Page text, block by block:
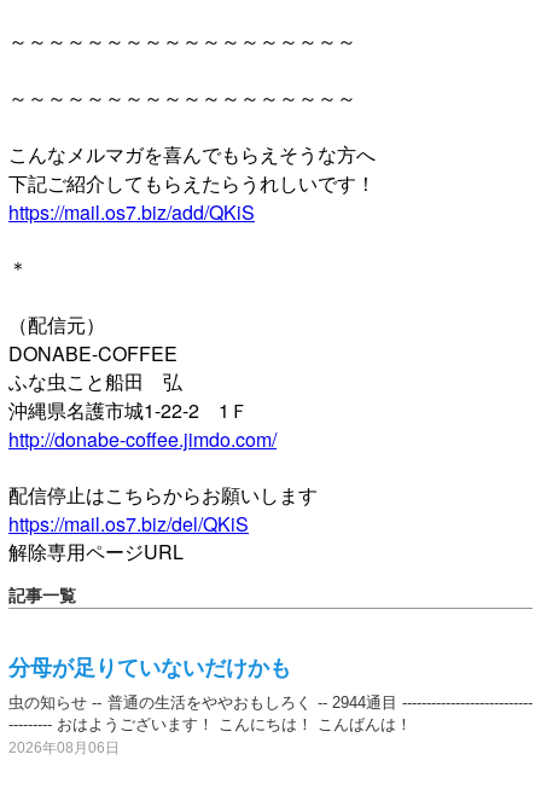
～～～～～～～～～～～～～～～～～～
～～～～～～～～～～～～～～～～～～
こんなメルマガを喜んでもらえそうな方へ
下記ご紹介してもらえたらうれしいです！
https://mail.os7.biz/add/QKiS
＊
（配信元）
DONABE-COFFEE
ふな虫こと船田 弘
沖縄県名護市城1-22-2 1Ｆ
http://donabe-coffee.jimdo.com/
配信停止はこちらからお願いします
https://mail.os7.biz/del/QKiS
解除専用ページURL
記事一覧
分母が足りていないだけかも
虫の知らせ -- 普通の生活をややおもしろく -- 2944通目 ---------------------------
--------- おはようございます！ こんにちは！ こんばんは！
2026年08月06日